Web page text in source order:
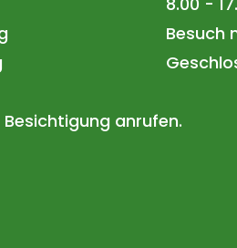
Besuch
anrufen.